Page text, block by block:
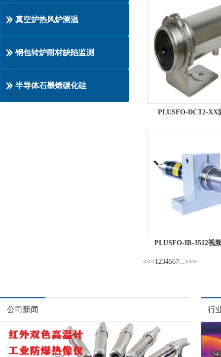
真空炉热风炉测温
钢包转炉耐材缺陷监测
半导体石墨烯碳化硅
PLUSFO-DCT2-XX
PLUSFO-IR-3512视
<<<1234567...>>>
公司新闻 行